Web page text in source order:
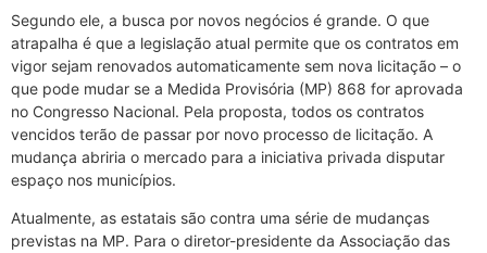
Segundo ele, a busca por novos negócios é grande. O que
atrapalha é que a legislação atual permite que os contratos em
vigor sejam renovados automaticamente sem nova licitação – o
que pode mudar se a Medida Provisória (MP) 868 for aprovada
no Congresso Nacional. Pela proposta, todos os contratos
vencidos terão de passar por novo processo de licitação. A
mudança abriria o mercado para a iniciativa privada disputar
espaço nos municípios.
Atualmente, as estatais são contra uma série de mudanças
previstas na MP. Para o diretor-presidente da Associação das